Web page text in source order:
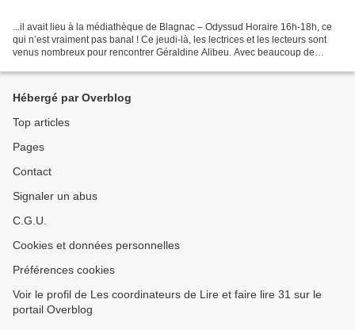
...il avait lieu à la médiathèque de Blagnac – Odyssud Horaire 16h-18h, ce
qui n’est vraiment pas banal ! Ce jeudi-là, les lectrices et les lecteurs sont
venus nombreux pour rencontrer Géraldine Alibeu. Avec beaucoup de
Hébergé par Overblog
Top articles
Pages
Contact
Signaler un abus
C.G.U.
Cookies et données personnelles
Préférences cookies
Voir le profil de Les coordinateurs de Lire et faire lire 31 sur le
portail Overblog